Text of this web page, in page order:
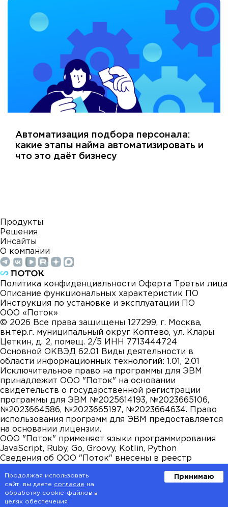
Автоматизация подбора персонала:
какие этапы найма автоматизировать и
что это даёт бизнесу
Продукты
Решения
Инсайты
О компании
Политика конфиденциальности Оферта
Третьи лица
Описание функциональных характеристик ПО
Инструкция по установке и эксплуатации ПО
ООО «Поток»
© 2026 Все права защищены
127299, г. Москва,
вн.тер.г. муниципальный округ Коптево, ул. Клары
Цеткин, д. 2, помещ. 2/5 ИНН 7713444724
Основной ОКВЭД 62.01
Виды деятельности в
области информационных технологий: 1.01, 2.01
Исключительное право на программы для ЭВМ
принадлежит ООО "Поток" на основании
свидетельств о государственной регистрации
программы для ЭВМ №2025614193, №2023665106,
№2023664586, №2023665197, №2023664634. Право
использования программ для ЭВМ предоставляется
на основании лицензии.
ООО "Поток" применяет языки программирования
JavaScript, Ruby, Go, Groovy, Kotlin, Python
Сведения об ООО "Поток" внесены в реестр
деятельность в области информационных
технологий. ООО "Поток" осуществляет
деятельность по разработке компьютерного
Продолжая использовать
сайт, вы даете согласие на
обработку cookie-файлов в
целях обеспечения
Принимаю